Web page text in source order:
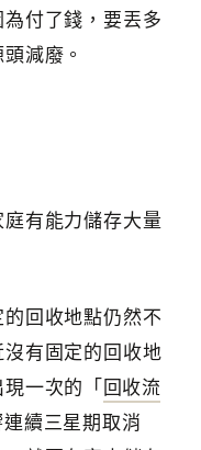
付了錢，要丟多
減廢。
有能力儲存大量
回收地點仍然不
有固定的回收地
一次的「回收流
續三星期取消